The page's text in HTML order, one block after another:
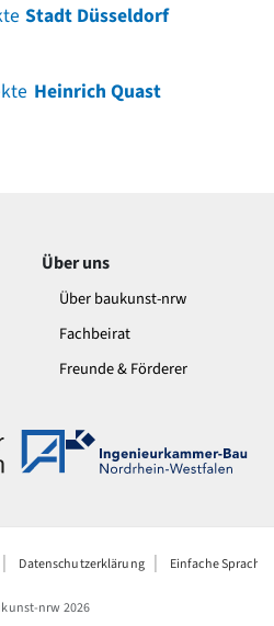
Stadt Düsseldorf
Heinrich Quast
Über uns
Über baukunst-nrw
Fachbeirat
Freunde & Förderer
Datenschutzerklärung Einfache Sprache
nrw2026